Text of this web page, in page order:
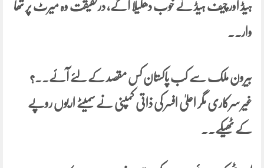
ہیڈاور چیف ہیڈ نے خوب دھکیلا آگے، درحقیقت وہ میرٹ پر تھا
وار۔۔
بیرون ملک سے کب پاکستان کس مقصد کے لئے آئے۔۔؟
غیر سرکاری مگر اعلیٰ افسر کی ذاتی کمپنی نے سمیٹے اربوں روپے
کے ٹھیکے۔۔